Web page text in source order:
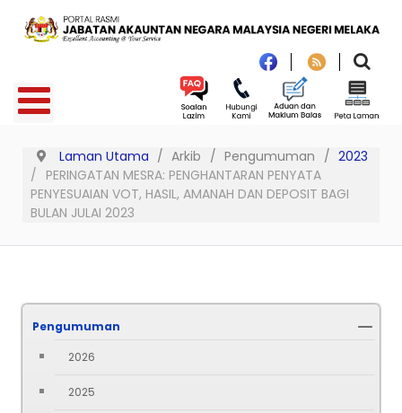
Laman Utama Arkib Pengumuman
2023
PERINGATAN MESRA: PENGHANTARAN PENYATA
PENYESUAIAN VOT, HASIL, AMANAH DAN DEPOSIT BAGI
BULAN JULAI 2023
Pengumuman
2026
2025